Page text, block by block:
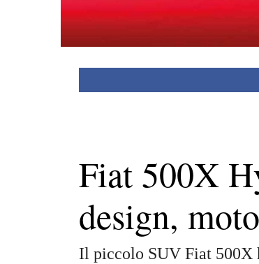
Fiat 500X
design,
Il piccolo SUV Fiat 500X